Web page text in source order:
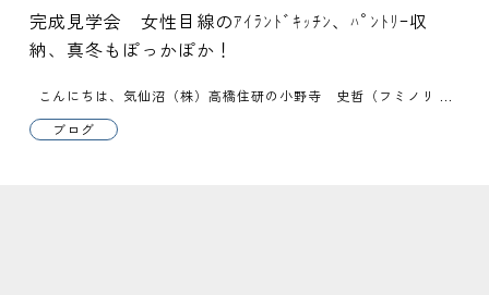
完成見学会 女性目線のｱｲﾗﾝﾄﾞｷｯﾁﾝ、ﾊﾟﾝﾄﾘｰ収
納、真冬もぽっかぽか！
こんにちは、気仙沼（株）高橋住研の小野寺 史哲（フミノリ ...
ブログ